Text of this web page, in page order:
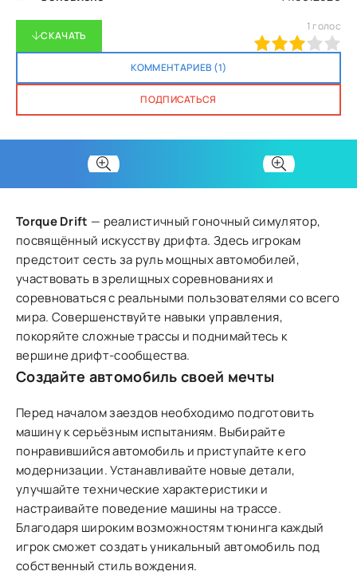
СКАЧАТЬ
КОММЕНТАРИЕВ (1)
ПОДПИСАТЬСЯ
1 голос
Torque Drift — реалистичный гоночный симулятор,
посвящённый искусству дрифта. Здесь игрокам
предстоит сесть за руль мощных автомобилей,
участвовать в зрелищных соревнованиях и
соревноваться с реальными пользователями со всего
мира. Совершенствуйте навыки управления,
покоряйте сложные трассы и поднимайтесь к
вершине дрифт-сообщества.
Создайте автомобиль своей мечты
Перед началом заездов необходимо подготовить
машину к серьёзным испытаниям. Выбирайте
понравившийся автомобиль и приступайте к его
модернизации. Устанавливайте новые детали,
улучшайте технические характеристики и
настраивайте поведение машины на трассе.
Благодаря широким возможностям тюнинга каждый
игрок сможет создать уникальный автомобиль под
собственный стиль вождения.